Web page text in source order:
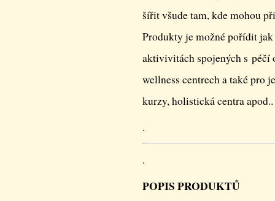
šířit všude tam, kde mohou
Produkty je možné pořídit
aktivivitách spojených s péčí
wellness centrech a také pro
kurzy, holistická centra
.
.
POPIS PRODUKTŮ